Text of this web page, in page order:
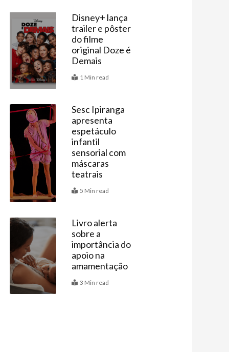
Últimas
Disney+ lança
trailer e pôster
do filme
original Doze é
Demais
1 Min read
Agenda
Sesc Ipiranga
apresenta
espetáculo
infantil
sensorial com
máscaras
teatrais
5 Min read
Últimas
Livro alerta
sobre a
importância do
apoio na
amamentação
3 Min read